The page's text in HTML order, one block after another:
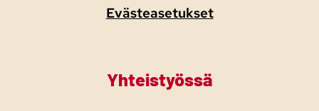
Evästeasetukset
Yhteistyössä